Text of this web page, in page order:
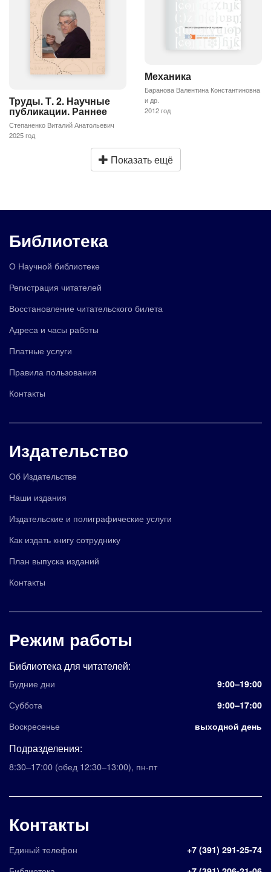
Труды. Т. 2. Научные
публикации. Раннее
Степаненко Виталий Анатольевич
2025 год
Механика
Баранова Валентина Константиновна
и др.
2012 год
Показать ещё
Библиотека
О Научной библиотеке
Регистрация читателей
Восстановление читательского билета
Адреса и часы работы
Платные услуги
Правила пользования
Контакты
Издательство
Об Издательстве
Наши издания
Издательские и полиграфические услуги
Как издать книгу сотруднику
План выпуска изданий
Контакты
Режим работы
Библиотека для читателей:
Будние дни 9:00–19:00
Суббота 9:00–17:00
Воскресенье выходной день
Подразделения:
8:30–17:00 (обед 12:30–13:00), пн-пт
Контакты
Единый телефон +7 (391) 291-25-74